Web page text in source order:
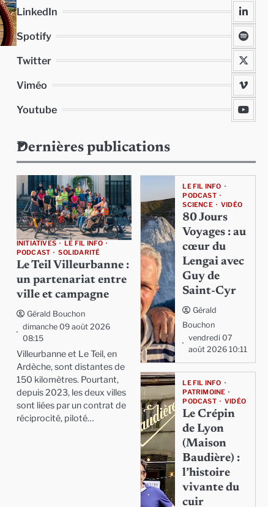
LinkedIn
Spotify
Twitter
Viméo
Youtube
Dernières publications
INITIATIVES
LE FIL INFO
PODCAST
SOLIDARITÉ
Le Teil Villeurbanne :
un partenariat entre
ville et campagne
Gérald Bouchon
dimanche 09 août 2026
08:15
Villeurbanne et Le Teil, en
Ardèche, sont distantes de
150 kilomètres. Pourtant,
depuis 2023, les deux villes
sont liées par un contrat de
réciprocité, piloté…
LE FIL INFO
PODCAST
SCIENCE
VIDÉO
80 Jours
Voyages : au
cœur du
Lengai avec
Guy de
Saint-Cyr
Gérald
Bouchon
vendredi 07
août 2026 10:11
LE FIL INFO
PATRIMOINE
PODCAST
VIDÉO
Le Crépin
de Lyon
(Maison
Baudière) :
l’histoire
vivante du
cuir